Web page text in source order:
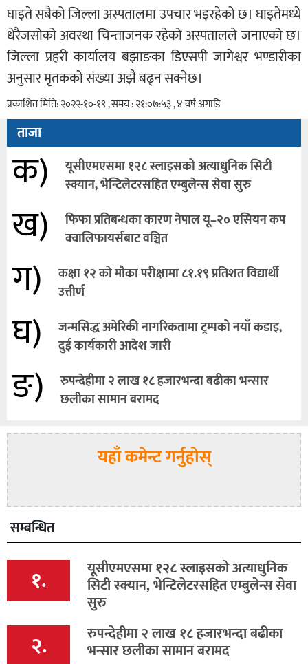
घाइते सबैको जिल्ला अस्पतालमा उपचार भइरहेको छ। घाइतेमध्ये
धेरैजसोको अवस्था चिन्ताजनक रहेको अस्पतालले जनाएको छ।
जिल्ला प्रहरी कार्यालय बझाङका डिएसपी जागेश्वर भण्डारीका
अनुसार मृतकको संख्या अझै बढ्न सक्नेछ।
प्रकाशित मिति: २०२२-१०-१९ , समय : २१:०७:५३ , ४ वर्ष अगाडि
ताजा
क)
यूसीएमएसमा १२८ स्लाइसको अत्याधुनिक सिटी
स्क्यान, भेन्टिलेटरसहित एम्बुलेन्स सेवा सुरु
ख)
फिफा प्रतिबन्धका कारण नेपाल यू–२० एसियन कप
क्वालिफायर्सबाट वञ्चित
ग)
कक्षा १२ को मौका परीक्षामा ८१.१९ प्रतिशत विद्यार्थी
उत्तीर्ण
घ)
जन्मसिद्ध अमेरिकी नागरिकतामा ट्रम्पको नयाँ कडाइ,
दुई कार्यकारी आदेश जारी
ङ)
रुपन्देहीमा २ लाख १८ हजारभन्दा बढीका भन्सार
छलीका सामान बरामद
यहाँ कमेन्ट गर्नुहोस्
सम्बन्धित
१. यूसीएमएसमा १२८ स्लाइसको अत्याधुनिक
सिटी स्क्यान, भेन्टिलेटरसहित एम्बुलेन्स सेवा
सुरु
२. रुपन्देहीमा २ लाख १८ हजारभन्दा बढीका
भन्सार छलीका सामान बरामद